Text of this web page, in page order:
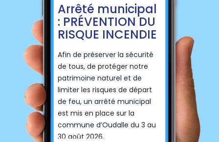
Arrêté municipal
: PRÉVENTION DU
RISQUE INCENDIE
Afin de préserver la sécurité
de tous, de protéger notre
patrimoine naturel et de
limiter les risques de départ
de feu, un arrêté municipal
est mis en place sur la
commune d’Oudalle du 3 au
30 août 2026.